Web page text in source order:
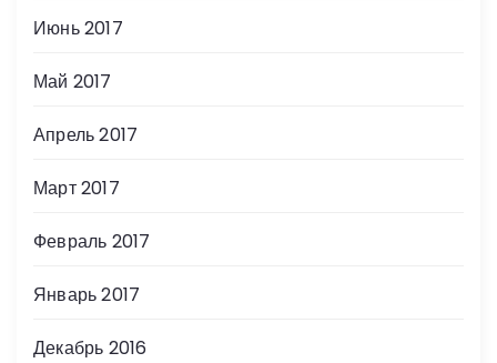
Июнь 2017
Май 2017
Апрель 2017
Март 2017
Февраль 2017
Январь 2017
Декабрь 2016